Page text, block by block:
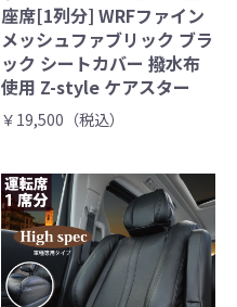
座席[1列分] WRFファイン
メッシュファブリック ブラ
ック シートカバー 撥水布
使用 Z-style ケアスター
￥19,500（税込）